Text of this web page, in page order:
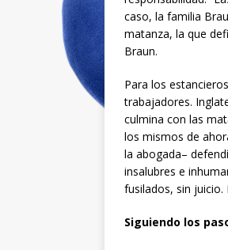
caso, la familia
matanza, la que
Braun.
Para los
trabajadores.
culmina con las
los mismos de
la abogada–
insalubres e
fusilados, sin juicio.
Siguiendo los